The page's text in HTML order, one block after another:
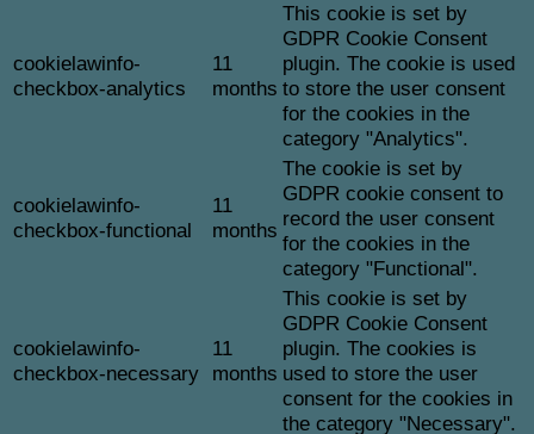
cookielawinfo-
checkbox-analytics
11
months
This cookie is set by
GDPR Cookie Consent
plugin. The cookie is used
to store the user consent
for the cookies in the
category "Analytics".
cookielawinfo-
checkbox-functional
11
months
The cookie is set by
GDPR cookie consent to
record the user consent
for the cookies in the
category "Functional".
cookielawinfo-
checkbox-necessary
11
months
This cookie is set by
GDPR Cookie Consent
plugin. The cookies is
used to store the user
consent for the cookies in
the category "Necessary".